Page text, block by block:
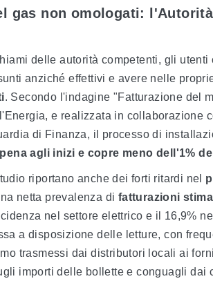
gas non omologati:
delle autorità competenti, gli
anziché effettivi e avere nelle
. Secondo l'indagine "Fatturazione del
e realizzata in collaborazione
di Finanza, il processo di
agli inizi e copre meno dell'1%
riportano anche dei forti ritardi nel
netta prevalenza di fatturazioni
nel settore elettrico e il 16,9%
a disposizione delle letture, con
trasmessi dai distributori locali ai
importi delle bollette e conguagli dai